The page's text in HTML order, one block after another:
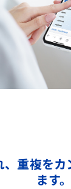
、重複を
ます。